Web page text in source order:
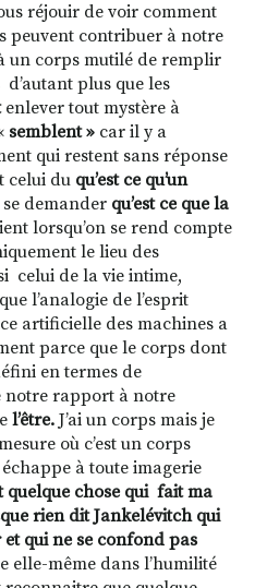
réjouir de voir comment
peuvent contribuer à notre
un corps mutilé de remplir
plus que les
enlever tout mystère à
semblent » car il y a
qui restent sans réponse
celui du qu’est ce qu’un
demander qu’est ce que la
lorsqu’on se rend compte
le lieu des
celui de la vie intime,
l’analogie de l’esprit
artificielle des machines a
parce que le corps dont
en termes de
notre rapport à notre
l’être. J’ai un corps mais je
où c’est un corps
à toute imagerie
quelque chose qui fait ma
rien dit Jankelévitch qui
qui ne se confond pas
elle-même dans l’humilité